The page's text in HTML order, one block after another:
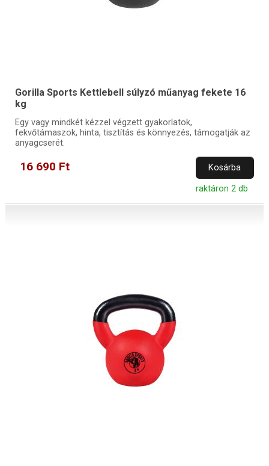
Gorilla Sports Kettlebell súlyzó műanyag fekete 16
kg
Egy vagy mindkét kézzel végzett gyakorlatok,
fekvőtámaszok, hinta, tisztítás és könnyezés, támogatják az
anyagcserét.
16 690 Ft Kosárba
raktáron 2 db